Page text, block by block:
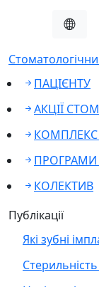
ПАЦІЄНТУ
АКЦІЇ
ПРОГРАМИ
КОЛЕКТИВ
Публікації
Які зубні